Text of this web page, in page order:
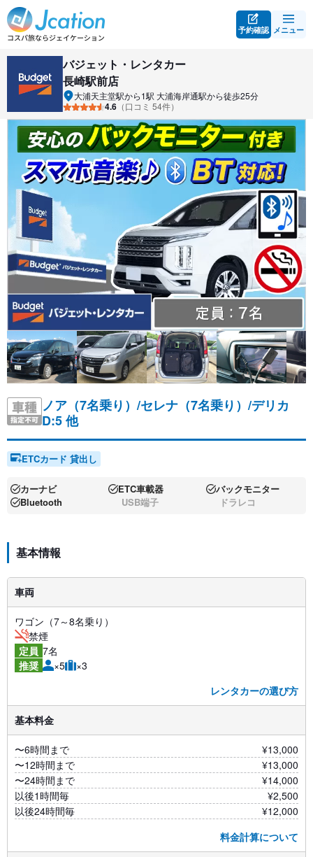
予約確認 メニュー
バジェット・レンタカー
長崎駅前店
大浦天主堂駅から1駅 大浦海岸通駅から徒歩25分
4.6 （口コミ 54件）
ノア（7名乗り）/セレナ（7名乗り）/デリカ
D:5 他
ETCカード 貸出し
カーナビ ETC車載器
バックモニター
Bluetooth
USB端子 ドラレコ
基本情報
車両
ワゴン（7～8名乗り）
禁煙
定員 7名
推奨
×5
×3
レンタカーの選び方
基本料金
〜6時間まで
¥13,000
〜12時間まで
¥13,000
〜24時間まで
¥14,000
以後1時間毎
¥2,500
以後24時間毎
¥12,000
料金計算について